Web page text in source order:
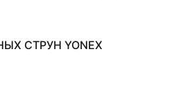
СТРУН YONEX